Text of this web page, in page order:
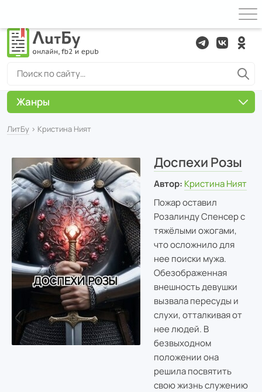
ЛитБу › Кристина Ният
Доспехи Розы
Автор: Кристина Ният
Пожар оставил
Розалинду Спенсер с
тяжёлыми ожогами,
что осложнило для
нее поиски мужа.
Обезображенная
внешность девушки
вызвала пересуды и
слухи, отталкивая от
нее людей. В
безвыходном
положении она
решила посвятить
свою жизнь служению
Жанры